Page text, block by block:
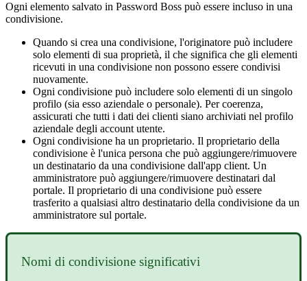
Ogni elemento salvato in Password Boss può essere incluso in una
condivisione.
Quando si crea una condivisione, l'originatore può includere
solo elementi di sua proprietà, il che significa che gli elementi
ricevuti in una condivisione non possono essere condivisi
nuovamente.
Ogni condivisione può includere solo elementi di un singolo
profilo (sia esso aziendale o personale). Per coerenza,
assicurati che tutti i dati dei clienti siano archiviati nel profilo
aziendale degli account utente.
Ogni condivisione ha un proprietario. Il proprietario della
condivisione è l'unica persona che può aggiungere/rimuovere
un destinatario da una condivisione dall'app client. Un
amministratore può aggiungere/rimuovere destinatari dal
portale. Il proprietario di una condivisione può essere
trasferito a qualsiasi altro destinatario della condivisione da un
amministratore sul portale.
Nomi di condivisione significativi